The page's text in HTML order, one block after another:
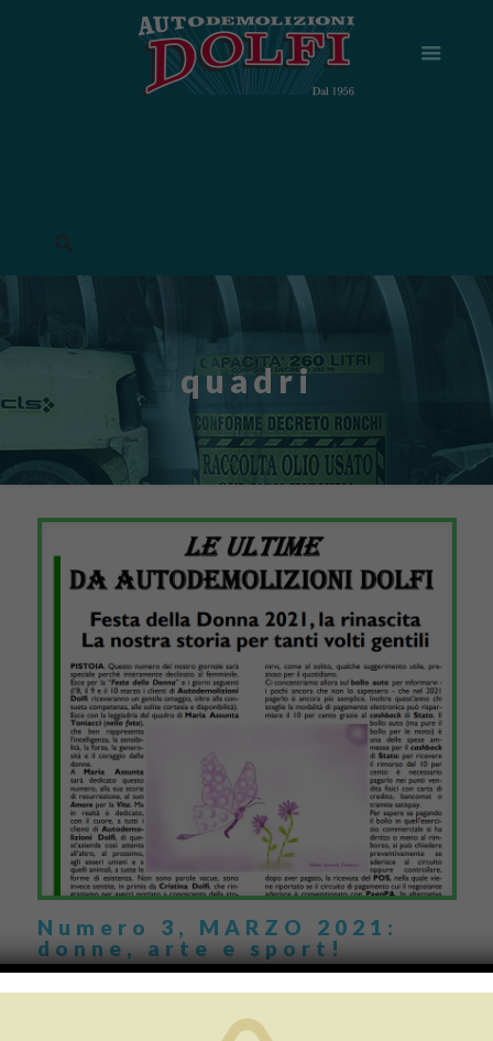
quadri
Numero 3, MARZO 2021:
donne, arte e sport!
le donne facendovi conoscere una grande […]